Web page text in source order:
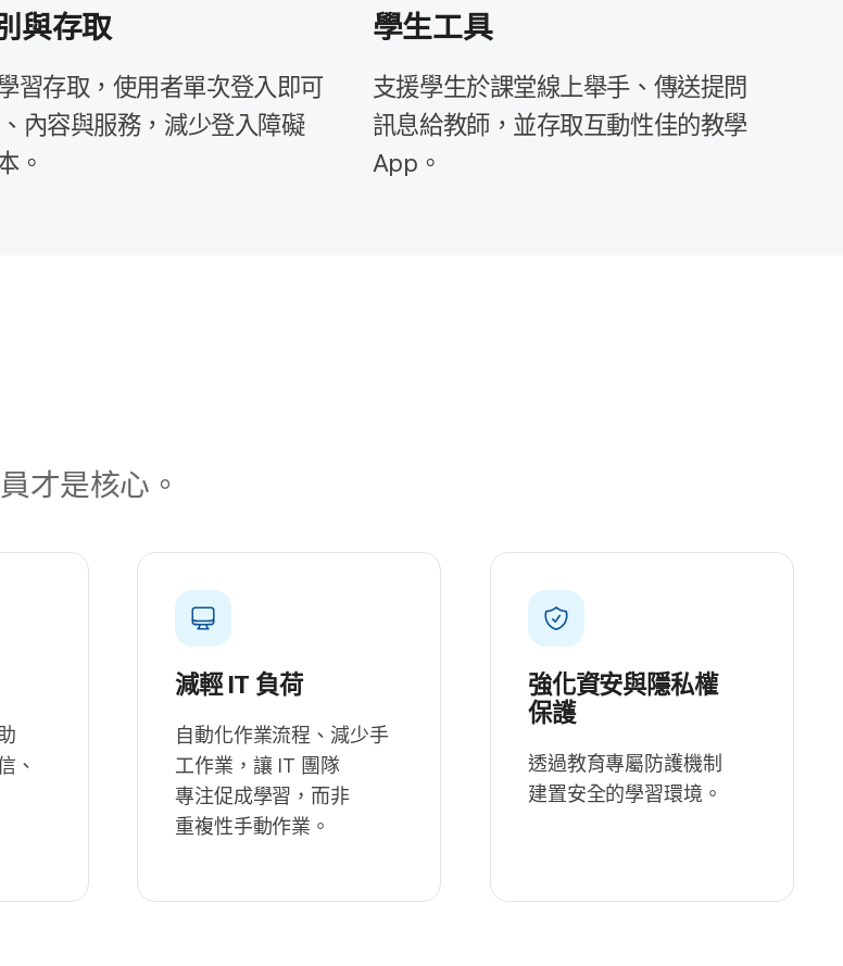
與​存取
習​存取，​使用​者​單次​登入​即可​
、​內容​與​服務，​減少​登入​障礙​
。
學生​工具
支援​學生​於​課堂線​上​舉手、​傳送​提問​
訊息給​教師，​並​存取​互動性佳​的​教學
App 。
才​是​核心。
、​
減輕IT 負荷
自動化​作業​流程、​減少​手​
工作業，​讓IT 團隊​
專注促成​學習，​而​非​
重複性​手動​作業。
強化​資安​與​隱私權​
保護
透過​教育​專屬​防護​機制​
建置​安全​的​學習​環境。